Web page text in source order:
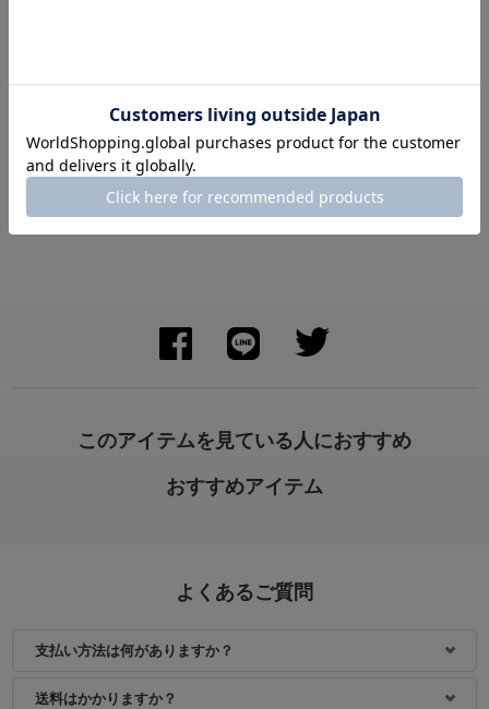
このアイテムを見ている人におすすめ
おすすめアイテム
よくあるご質問
支払い方法は何がありますか？
送料はかかりますか？